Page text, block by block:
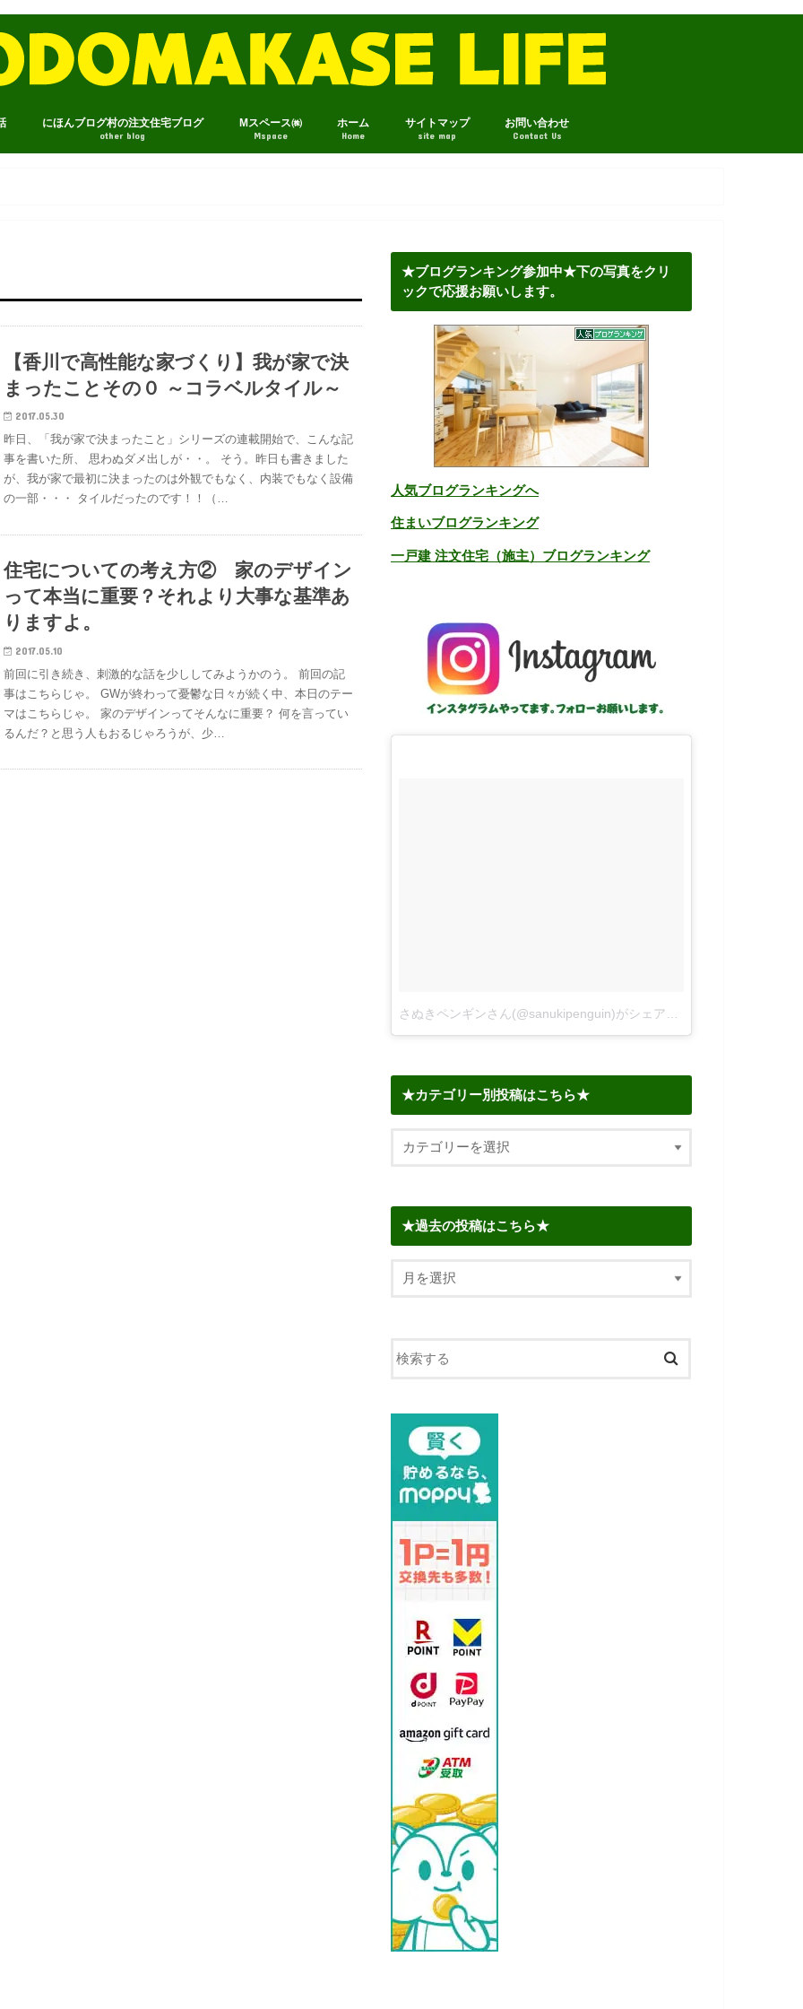
にほんブログ村の注文住宅ブログ
other blog
Mスペース㈱
Mspace
ホーム
Home
サイトマップ
site map
お問い合わせ
Contact Us
【香川で高性能な家づくり】我が家で決
まったことその０ ～コラベルタイル～
2017.05.30
昨日、「我が家で決まったこと」シリーズの連載開始で、こんな記
事を書いた所、 思わぬダメ出しが・・。 そう。昨日も書きました
が、我が家で最初に決まったのは外観でもなく、内装でもなく設備
の一部・・・ タイルだったのです！！（…
住宅についての考え方② 家のデザイン
って本当に重要？それより大事な基準あ
りますよ。
2017.05.10
前回に引き続き、刺激的な話を少ししてみようかのう。 前回の記
事はこちらじゃ。 GWが終わって憂鬱な日々が続く中、本日のテー
マはこちらじゃ。 家のデザインってそんなに重要？ 何を言ってい
るんだ？と思う人もおるじゃろうが、少…
★ブログランキング参加中★下の写真をクリ
ックで応援お願いします。
人気ブログランキングへ
住まいブログランキング
一戸建 注文住宅（施主）ブログランキング
★カテゴリー別投稿はこちら★
★過去の投稿はこちら★